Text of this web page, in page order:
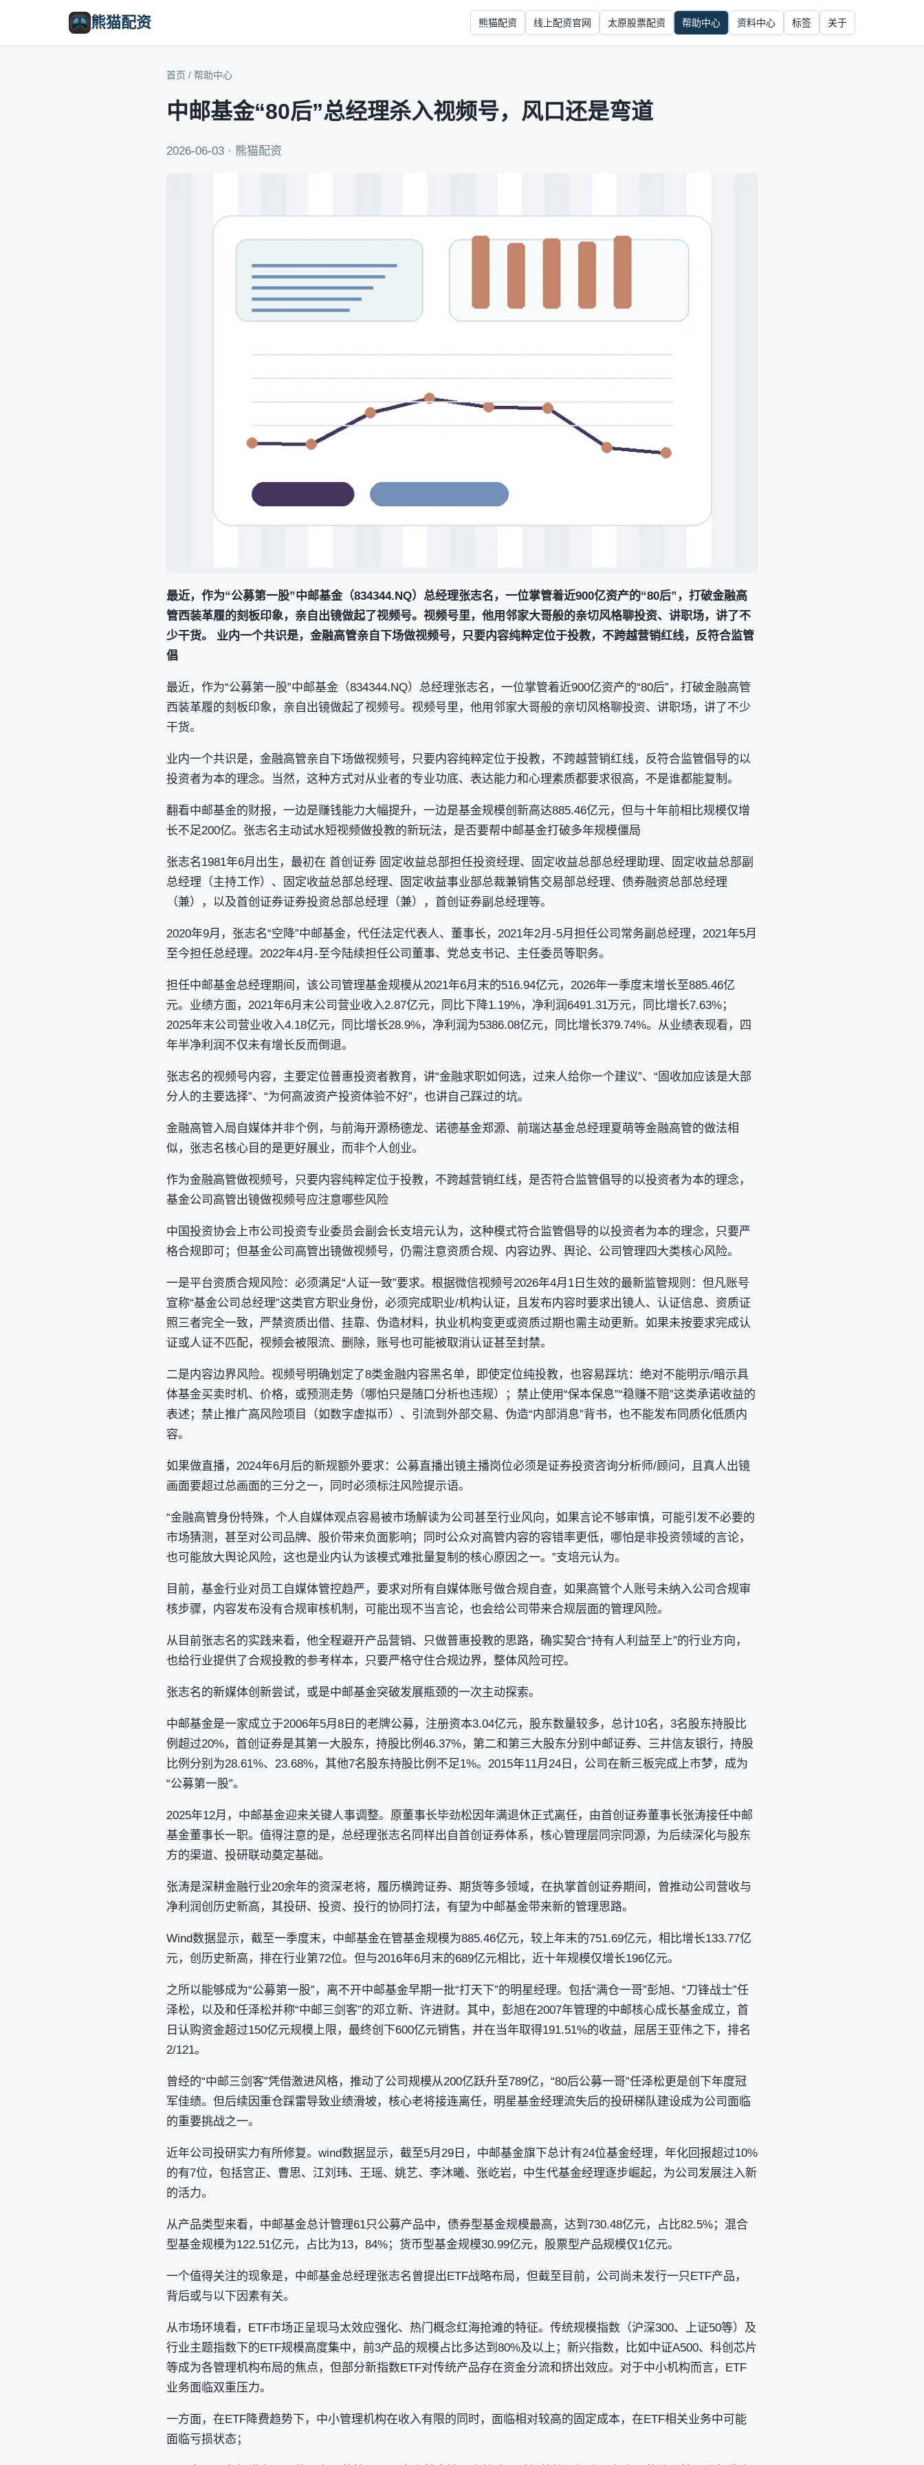
熊猫配资 熊猫配资 线上配资官网 太原股票配资 帮助中心 资料中心 标签 关于
首页 / 帮助中心
中邮基金“80后”总经理杀入视频号，风口还是弯道
2026-06-03 · 熊猫配资
最近，作为“公募第一股”中邮基金（834344.NQ）总经理张志名，一位掌管着近900亿资产的“80后”，打破金融高
管西装革履的刻板印象，亲自出镜做起了视频号。视频号里，他用邻家大哥般的亲切风格聊投资、讲职场，讲了不
少干货。 业内一个共识是，金融高管亲自下场做视频号，只要内容纯粹定位于投教，不跨越营销红线，反符合监管
倡
最近，作为“公募第一股”中邮基金（834344.NQ）总经理张志名，一位掌管着近900亿资产的“80后”，打破金融高管
西装革履的刻板印象，亲自出镜做起了视频号。视频号里，他用邻家大哥般的亲切风格聊投资、讲职场，讲了不少
干货。
业内一个共识是，金融高管亲自下场做视频号，只要内容纯粹定位于投教，不跨越营销红线，反符合监管倡导的以
投资者为本的理念。当然，这种方式对从业者的专业功底、表达能力和心理素质都要求很高，不是谁都能复制。
翻看中邮基金的财报，一边是赚钱能力大幅提升，一边是基金规模创新高达885.46亿元，但与十年前相比规模仅增
长不足200亿。张志名主动试水短视频做投教的新玩法，是否要帮中邮基金打破多年规模僵局
张志名1981年6月出生，最初在 首创证券 固定收益总部担任投资经理、固定收益总部总经理助理、固定收益总部副
总经理（主持工作）、固定收益总部总经理、固定收益事业部总裁兼销售交易部总经理、债券融资总部总经理
（兼），以及首创证券证券投资总部总经理（兼），首创证券副总经理等。
2020年9月，张志名“空降”中邮基金，代任法定代表人、董事长，2021年2月-5月担任公司常务副总经理，2021年5月
至今担任总经理。2022年4月-至今陆续担任公司董事、党总支书记、主任委员等职务。
担任中邮基金总经理期间，该公司管理基金规模从2021年6月末的516.94亿元，2026年一季度末增长至885.46亿
元。业绩方面，2021年6月末公司营业收入2.87亿元，同比下降1.19%，净利润6491.31万元，同比增长7.63%；
2025年末公司营业收入4.18亿元，同比增长28.9%，净利润为5386.08亿元，同比增长379.74%。从业绩表现看，四
年半净利润不仅未有增长反而倒退。
张志名的视频号内容，主要定位普惠投资者教育，讲“金融求职如何选，过来人给你一个建议”、“固收加应该是大部
分人的主要选择”、“为何高波资产投资体验不好”，也讲自己踩过的坑。
金融高管入局自媒体并非个例，与前海开源杨德龙、诺德基金郑源、前瑞达基金总经理夏萌等金融高管的做法相
似，张志名核心目的是更好展业，而非个人创业。
作为金融高管做视频号，只要内容纯粹定位于投教，不跨越营销红线，是否符合监管倡导的以投资者为本的理念，
基金公司高管出镜做视频号应注意哪些风险
中国投资协会上市公司投资专业委员会副会长支培元认为，这种模式符合监管倡导的‌以投资者为本‌的理念，只要严
格合规即可；但基金公司高管出镜做视频号，仍需注意‌资质合规、内容边界、舆论、公司管理‌四大类核心风险。
一是平台资质合规风险：必须满足“人证一致”要求。根据微信视频号2026年4月1日生效的最新监管规则：但凡账号
宣称“基金公司总经理”这类官方职业身份，必须完成‌职业/机构认证‌，且发布内容时要求‌出镜人、认证信息、资质证
照三者完全一致‌，严禁资质出借、挂靠、伪造材料，执业机构变更或资质过期也需主动更新。如果未按要求完成认
证或人证不匹配，视频会被限流、删除，账号也可能被取消认证甚至封禁。
二是内容边界风险。视频号明确划定了8类金融内容黑名单，即使定位纯投教，也容易踩坑：绝对不能‌明示/暗示具
体基金买卖时机、价格，或预测走势‌（哪怕只是随口分析也违规）；禁止使用“保本保息”“稳赚不赔”这类承诺收益的
表述；禁止推广高风险项目（如数字虚拟币）、引流到外部交易、伪造“内部消息”背书，也不能发布同质化低质内
容。
如果做直播，2024年6月后的新规额外要求：公募直播出镜主播岗位必须是证券投资咨询分析师/顾问，且真人出镜
画面要超过总画面的三分之一，同时必须标注风险提示语。
“金融高管身份特殊，个人自媒体观点容易被市场解读为公司甚至行业风向，如果言论不够审慎，可能引发不必要的
市场猜测，甚至对公司品牌、股价带来负面影响；同时公众对高管内容的容错率更低，哪怕是非投资领域的言论，
也可能放大舆论风险，这也是业内认为该模式难批量复制的核心原因之一。”支培元认为。
目前，基金行业对员工自媒体管控趋严，要求对所有自媒体账号做合规自查，如果高管个人账号未纳入公司合规审
核步骤，内容发布没有合规审核机制，可能出现不当言论，也会给公司带来合规层面的管理风险。
从目前张志名的实践来看，他全程避开产品营销、只做普惠投教的思路，确实契合“持有人利益至上”的行业方向，
也给行业提供了合规投教的参考样本，只要严格守住合规边界，整体风险可控。
张志名的新媒体创新尝试，或是中邮基金突破发展瓶颈的一次主动探索。
中邮基金是一家成立于2006年5月8日的老牌公募，注册资本3.04亿元，股东数量较多，总计10名，3名股东持股比
例超过20%，首创证券是其第一大股东，持股比例46.37%，第二和第三大股东分别中邮证券、三井信友银行，持股
比例分别为28.61%、23.68%，其他7名股东持股比例不足1%。2015年11月24日，公司在新三板完成上市梦，成为
“公募第一股”。
2025年12月，中邮基金迎来关键人事调整。原董事长毕劲松因年满退休正式离任，由首创证券董事长张涛接任中邮
基金董事长一职。值得注意的是，总经理张志名同样出自首创证券体系，核心管理层同宗同源，为后续深化与股东
方的渠道、投研联动奠定基础。
张涛是深耕金融行业20余年的资深老将，履历横跨证券、期货等多领域，在执掌首创证券期间，曾推动公司营收与
净利润创历史新高，其投研、投资、投行的协同打法，有望为中邮基金带来新的管理思路。
Wind数据显示，截至一季度末，中邮基金在管基金规模为885.46亿元，较上年末的751.69亿元，相比增长133.77亿
元，创历史新高，排在行业第72位。但与2016年6月末的689亿元相比，近十年规模仅增长196亿元。
之所以能够成为“公募第一股”，离不开中邮基金早期一批“打天下”的明星经理。包括“满仓一哥”彭旭、“刀锋战士”任
泽松，以及和任泽松并称“中邮三剑客”的邓立新、许进财。其中，彭旭在2007年管理的中邮核心成长基金成立，首
日认购资金超过150亿元规模上限，最终创下600亿元销售，并在当年取得191.51%的收益，屈居王亚伟之下，排名
2/121。
曾经的“中邮三剑客”凭借激进风格，推动了公司规模从200亿跃升至789亿，“80后公募一哥”任泽松更是创下年度冠
军佳绩。但后续因重仓踩雷导致业绩滑坡，核心老将接连离任，明星基金经理流失后的投研梯队建设成为公司面临
的重要挑战之一。
近年公司投研实力有所修复。wind数据显示，截至5月29日，中邮基金旗下总计有24位基金经理，年化回报超过10%
的有7位，包括宫正、曹思、江刘玮、王瑶、姚艺、李沐曦、张屹岩，中生代基金经理逐步崛起，为公司发展注入新
的活力。
从产品类型来看，中邮基金总计管理61只公募产品中，债券型基金规模最高，达到730.48亿元，占比82.5%；混合
型基金规模为122.51亿元，占比为13，84%；货币型基金规模30.99亿元，股票型产品规模仅1亿元。
一个值得关注的现象是，中邮基金总经理张志名曾提出ETF战略布局，但截至目前，公司尚未发行一只ETF产品，
背后或与以下因素有关。
从市场环境看，ETF市场正呈现马太效应强化、热门概念红海抢滩的特征。传统规模指数（沪深300、上证50等）及
行业主题指数下的ETF规模高度集中，前3产品的规模占比多达到80%及以上；新兴指数，比如中证A500、科创芯片
等成为各管理机构布局的焦点，但部分新指数ETF对传统产品存在资金分流和挤出效应。对于中小机构而言，ETF
业务面临双重压力。
一方面，在ETF降费趋势下，中小管理机构在收入有限的同时，面临相对较高的固定成本，在ETF相关业务中可能
面临亏损状态；